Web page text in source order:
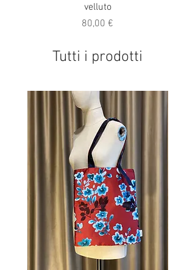
velluto
Prezzo
80,00 €
Tutti i prodotti